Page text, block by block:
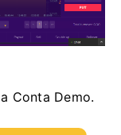
Conta Demo.